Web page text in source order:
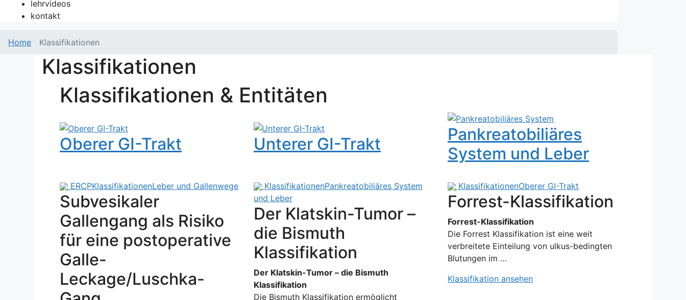
lehrvideos
kontakt
Home Klassifikationen
Klassifikationen
Klassifikationen & Entitäten
Oberer GI-Trakt Unterer GI-Trakt
Pankreatobiliäres
System und Leber
ERCPKlassifikationenLeber und Gallenwege
Subvesikaler
Gallengang als Risiko
für eine postoperative
Galle-
Leckage/Luschka-
KlassifikationenPankreatobiliäres System
und Leber
Der Klatskin-Tumor –
die Bismuth
Klassifikation
Der Klatskin-Tumor – die Bismuth
Klassifikation
Die Bismuth Klassifikation ermöglicht
KlassifikationenOberer GI-Trakt
Forrest-Klassifikation
Forrest-Klassifikation
Die Forrest Klassifikation ist eine weit
verbreitete Einteilung von ulkus-bedingten
Blutungen im …
Klassifikation ansehen